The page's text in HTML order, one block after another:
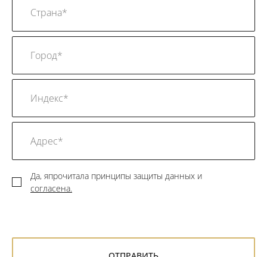
Да, япрочитала принципы защиты данных и
согласена.